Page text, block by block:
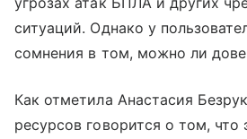
ситуаций. Однако у
сомнения в том, можно ли
Как отметила Анастасия
ресурсов говорится о том, что